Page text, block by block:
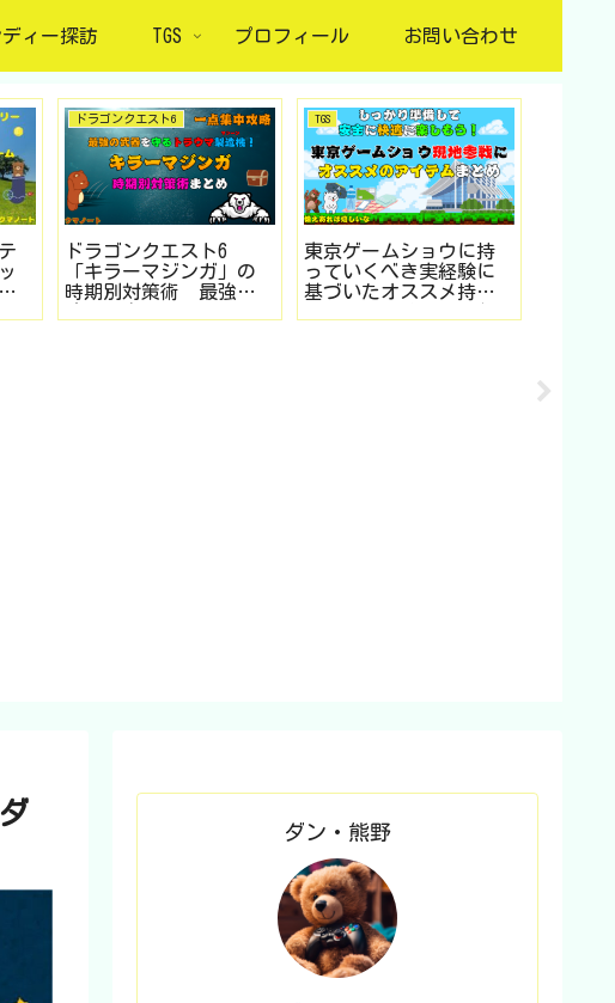
ィー探訪 TGS プロフィール お問い合わせ
ドラゴンクエスト6
ドラゴンクエスト6
「キラーマジンガ」の
時期別対策術 最強の
TGS
東京ゲームショウに持
っていくべき実経験に
基づいたオススメ持ち
ダン・熊野